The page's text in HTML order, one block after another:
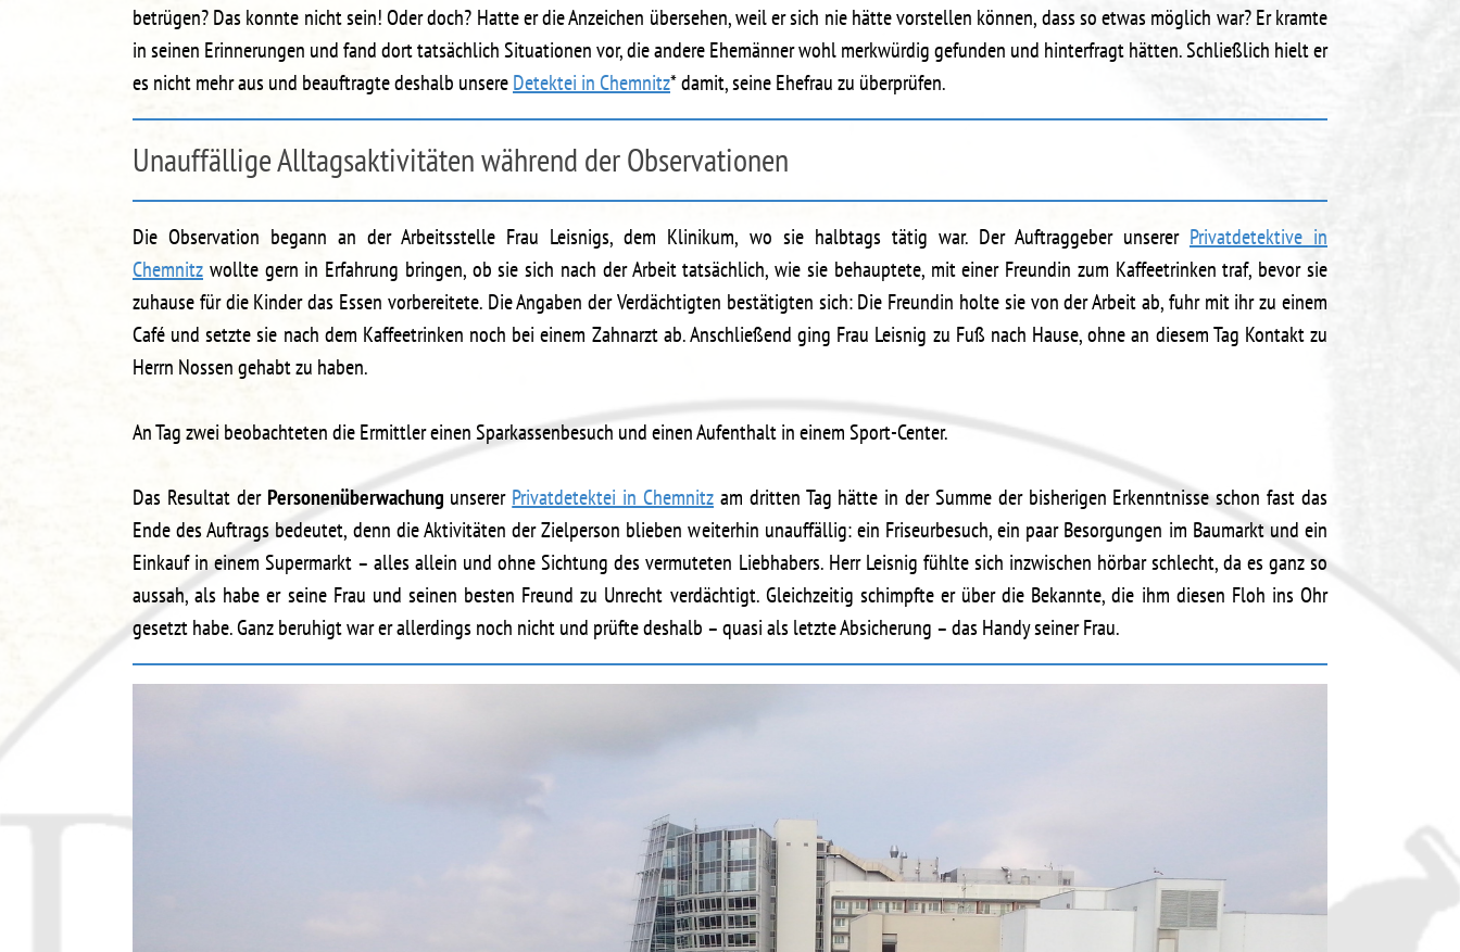
betrügen? Das konnte nicht sein! Oder doch? Hatte er die Anzeichen übersehen, weil er sich nie hätte vorstellen können, dass so etwas möglich war? Er kramte
in seinen Erinnerungen und fand dort tatsächlich Situationen vor, die andere Ehemänner wohl merkwürdig gefunden und hinterfragt hätten. Schließlich hielt er
es nicht mehr aus und beauftragte deshalb unsereDetektei in Chemnitz* damit, seine Ehefrau zu überprüfen.
Unauffällige Alltagsaktivitäten während der Observationen
Die Observation begann an der Arbeitsstelle Frau Leisnigs, dem Klinikum, wo sie halbtags tätig war. Der Auftraggeber unserer Privatdetektive in
Chemnitz wollte gern in Erfahrung bringen, ob sie sich nach der Arbeit tatsächlich, wie sie behauptete, mit einer Freundin zum Kaffeetrinken traf, bevor sie
zuhause für die Kinder das Essen vorbereitete. Die Angaben der Verdächtigten bestätigten sich: Die Freundin holte sie von der Arbeit ab, fuhr mit ihr zu einem
Café und setzte sie nach dem Kaffeetrinken noch bei einem Zahnarzt ab. Anschließend ging Frau Leisnig zu Fuß nach Hause, ohne an diesem Tag Kontakt zu
Herrn Nossen gehabt zu haben.
An Tag zwei beobachteten die Ermittler einen Sparkassenbesuch und einen Aufenthalt in einem Sport-Center.
Das Resultat derPersonenüberwachung unserer Privatdetektei in Chemnitzam dritten Tag hätte in der Summe der bisherigen Erkenntnisse schon fast das
Ende des Auftrags bedeutet, denn die Aktivitäten der Zielperson blieben weiterhin unauffällig: ein Friseurbesuch, ein paar Besorgungen im Baumarkt und ein
Einkauf in einem Supermarkt – alles allein und ohne Sichtung des vermuteten Liebhabers. Herr Leisnig fühlte sich inzwischen hörbar schlecht, da es ganz so
aussah, als habe er seine Frau und seinen besten Freund zu Unrecht verdächtigt. Gleichzeitig schimpfte er über die Bekannte, die ihm diesen Floh ins Ohr
gesetzt habe. Ganz beruhigt war er allerdings noch nicht und prüfte deshalb – quasi als letzte Absicherung – das Handy seiner Frau.